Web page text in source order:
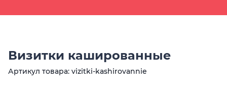
Визитки кашированные
Артикул товара: vizitki-kashirovannie